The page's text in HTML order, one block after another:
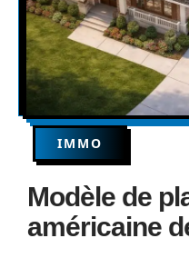
IMMO
Modèle de
américaine